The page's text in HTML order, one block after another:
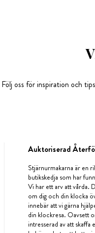
Följ oss för inspiration och
Auktoriserad
Stjärnurmakarna är en
butikskedja som har
Vi har ett arv att vårda.
om dig och din klocka
innebär att vi gärna
din klockresa. Oavsett
intresserad av att skaffa